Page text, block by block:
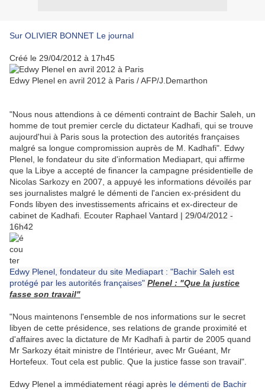
Sur OLIVIER BONNET Le journal
Créé le 29/04/2012 à 17h45
Edwy Plenel en avril 2012 à Paris / AFP/J.Demarthon
"Nous nous attendions à ce démenti contraint de Bachir Saleh, un
homme de tout premier cercle du dictateur Kadhafi, qui se trouve
aujourd'hui à Paris sous la protection des autorités françaises
malgré sa longue compromission auprès de M. Kadhafi". Edwy
Plenel, le fondateur du site d'information Mediapart, qui affirme
que la Libye a accepté de financer la campagne présidentielle de
Nicolas Sarkozy en 2007, a appuyé les informations dévoilés par
ses journalistes malgré le démenti de l'ancien ex-président du
Fonds libyen des investissements africains et ex-directeur de
cabinet de Kadhafi. Ecouter Raphael Vantard | 29/04/2012 -
16h42
Edwy Plenel, fondateur du site Mediapart : "Bachir Saleh est
protégé par les autorités françaises" Plenel : "Que la justice
fasse son travail"
"Nous maintenons l'ensemble de nos informations sur le secret
libyen de cette présidence, ses relations de grande proximité et
d'affaires avec la dictature de Mr Kadhafi à partir de 2005 quand
Mr Sarkozy était ministre de l'Intérieur, avec Mr Guéant, Mr
Hortefeux. Tout cela est public. Que la justice fasse son travail".
Edwy Plenel a immédiatement réagi après le démenti de Bachir